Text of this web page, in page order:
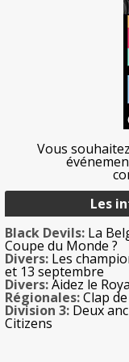
Vous
Les
Black Devils: La
Coupe du Monde ?
Divers: Les
et 13 septembre
Divers:Aidez le
Régionales:Clap
Division 3: Deux
Citizens